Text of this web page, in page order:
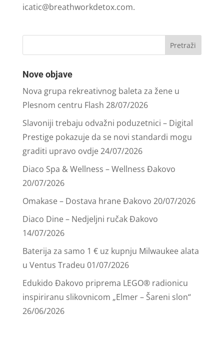
icatic@breathworkdetox.com.
Nove objave
Nova grupa rekreativnog baleta za žene u
Plesnom centru Flash 28/07/2026
Slavoniji trebaju odvažni poduzetnici – Digital
Prestige pokazuje da se novi standardi mogu
graditi upravo ovdje24/07/2026
Diaco Spa & Wellness – Wellness Đakovo
20/07/2026
Omakase – Dostava hrane Đakovo 20/07/2026
Diaco Dine – Nedjeljni ručak Đakovo
14/07/2026
Baterija za samo 1 € uz kupnju Milwaukee alata
u Ventus Tradeu 01/07/2026
Edukido Đakovo priprema LEGO® radionicu
inspiriranu slikovnicom „Elmer – Šareni slon“
26/06/2026